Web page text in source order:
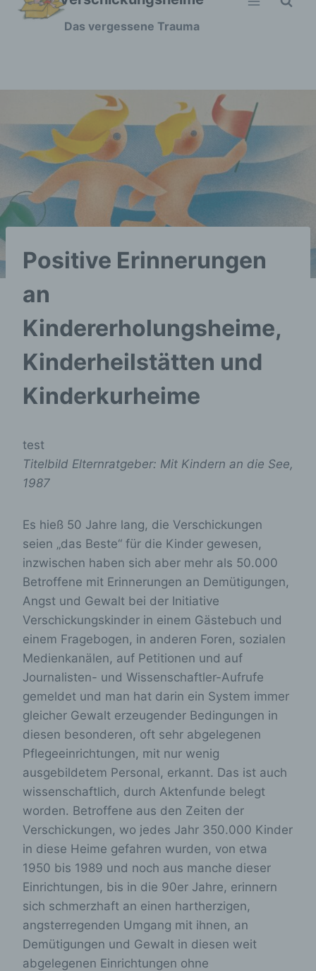
Zum
Das vergessene Trauma
Positive Erinnerungen
an
Kindererholungsheime,
Kinderheilstätten und
Kinderkurheime
test
Titelbild Elternratgeber: Mit Kindern an die See,
1987
Es hieß 50 Jahre lang, die Verschickungen
seien „das Beste“ für die Kinder gewesen,
inzwischen haben sich aber mehr als 50.000
Betroffene mit Erinnerungen an Demütigungen,
Angst und Gewalt bei der Initiative
Verschickungskinder in einem Gästebuch und
einem Fragebogen, in anderen Foren, sozialen
Medienkanälen, auf Petitionen und auf
Journalisten- und Wissenschaftler-Aufrufe
gemeldet und man hat darin ein System immer
gleicher Gewalt erzeugender Bedingungen in
diesen besonderen, oft sehr abgelegenen
Pflegeeinrichtungen, mit nur wenig
ausgebildetem Personal, erkannt. Das ist auch
wissenschaftlich, durch Aktenfunde belegt
worden. Betroffene aus den Zeiten der
Verschickungen, wo jedes Jahr 350.000 Kinder
in diese Heime gefahren wurden, von etwa
1950 bis 1989 und noch aus manche dieser
Einrichtungen, bis in die 90er Jahre, erinnern
sich schmerzhaft an einen hartherzigen,
angsterregenden Umgang mit ihnen, an
Demütigungen und Gewalt in diesen weit
abgelegenen Einrichtungen ohne